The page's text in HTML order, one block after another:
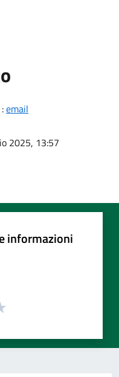
:email
2025, 13:57
informazioni